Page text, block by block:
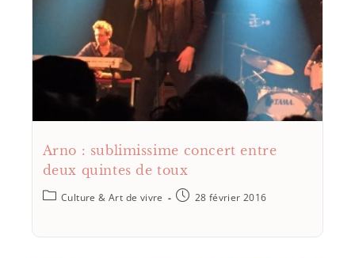
Arno : sublimissime concert entre
deux quintes de toux
Culture & Art de vivre 28 février 2016